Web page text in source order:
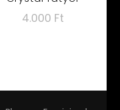
4.000 Ft